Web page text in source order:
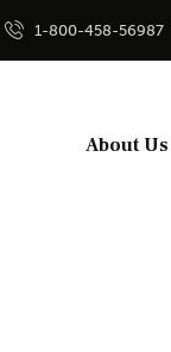
1-800-458-56987
About Us